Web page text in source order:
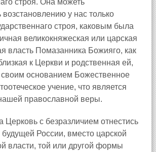
строя. Она можеть
возстановлению у нас только
строя, каковым была
великокняжеская или царская
власть Помазанника Божияго, как
к Церкви и родственная ей,
основанием Божественное
учение, что является
православной веры.
с безразличием отнестись
России, вместо царской
власти, той или другой формы